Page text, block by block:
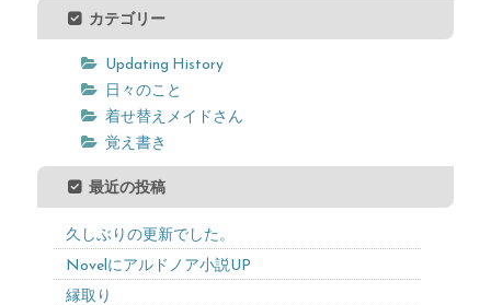
カテゴリー
Updating History
日々のこと
着せ替えメイドさん
覚え書き
最近の投稿
久しぶりの更新でした。
Novelにアルドノア小説UP
縁取り